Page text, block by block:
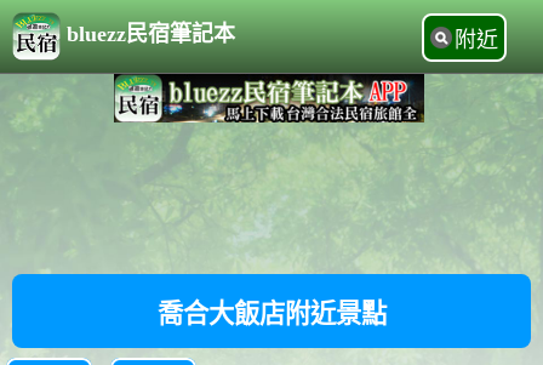
bluezz民宿筆記本 附近
喬合大飯店附近景點